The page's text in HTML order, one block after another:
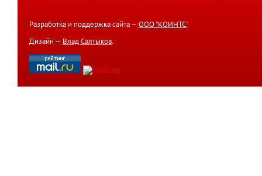
Разработка и поддержка сайта — ООО "КОИНТС".
Дизайн — Влад Салтыков.